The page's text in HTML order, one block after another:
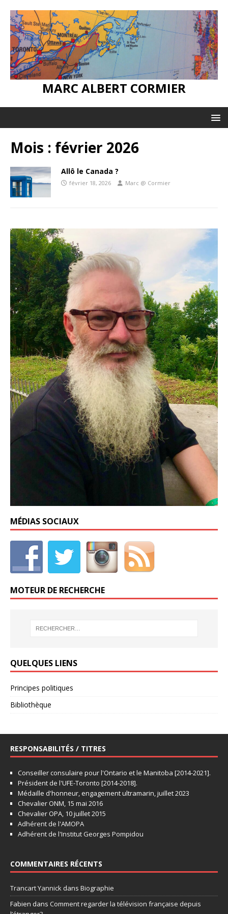
MARC ALBERT CORMIER
Mois : février 2026
Allô le Canada ?
février 18, 2026 Marc @ Cormier
MÉDIAS SOCIAUX
MOTEUR DE RECHERCHE
QUELQUES LIENS
Principes politiques
Bibliothèque
RESPONSABILITÉS / TITRES
Conseiller consulaire pour l'Ontario et le Manitoba [2014-2021].
Président de l'UFE-Toronto [2014-2018].
Médaille d'honneur, engagement ultramarin, juillet 2023
Chevalier ONM, 15 mai 2016
Chevalier OPA, 10 juillet 2015
Adhérent de l'AMOPA
Adhérent de l'Institut Georges Pompidou
COMMENTAIRES RÉCENTS
Trancart Yannick dans Biographie
Fabien dans Comment regarder la télévision française depuis